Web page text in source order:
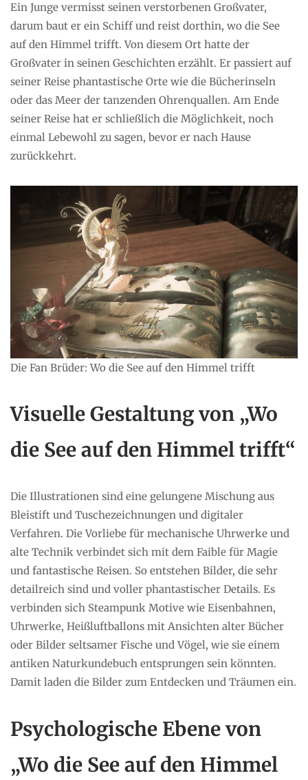
Ein Junge vermisst seinen verstorbenen Großvater,
darum baut er ein Schiff und reist dorthin, wo die See
auf den Himmel trifft. Von diesem Ort hatte der
Großvater in seinen Geschichten erzählt. Er passiert auf
seiner Reise phantastische Orte wie die Bücherinseln
oder das Meer der tanzenden Ohrenquallen. Am Ende
seiner Reise hat er schließlich die Möglichkeit, noch
einmal Lebewohl zu sagen, bevor er nach Hause
zurückkehrt.
Die Fan Brüder: Wo die See auf den Himmel trifft
Visuelle Gestaltung von „Wo
die See auf den Himmel trifft“
Die Illustrationen sind eine gelungene Mischung aus
Bleistift und Tuschezeichnungen und digitaler
Verfahren. Die Vorliebe für mechanische Uhrwerke und
alte Technik verbindet sich mit dem Faible für Magie
und fantastische Reisen. So entstehen Bilder, die sehr
detailreich sind und voller phantastischer Details. Es
verbinden sich Steampunk Motive wie Eisenbahnen,
Uhrwerke, Heißluftballons mit Ansichten alter Bücher
oder Bilder seltsamer Fische und Vögel, wie sie einem
antiken Naturkundebuch entsprungen sein könnten.
Damit laden die Bilder zum Entdecken und Träumen ein.
Psychologische Ebene von
„Wo die See auf den Himmel